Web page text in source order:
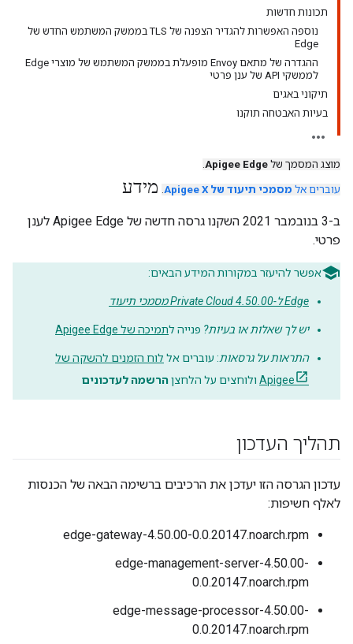
תכונות חדשות
נוספה האפשרות להגדיר הצפנה של TLS בממשק המשתמש החדש של
Edge
ההגדרה של מתאם Envoy מופעלת בממשק המשתמש של מוצרי Edge
לממשקי API של ענן פרטי
תיקוני באגים
בעיות האבטחה תוקנו
מוצג המסמך של Apigee Edge
.
עוברים אל מסמכי תיעוד של Apigee X . מידע
ב-3 בנובמבר 2021 השקנו גרסה חדשה של Apigee Edge לענן
פרטי.
אפשר להיעזר במקורות המידע הבאים:
Edge ל-Private Cloud 4.50.00 מסמכי תיעוד
יש לך שאלות או בעיות? פנייה לתמיכה של Apigee Edge
התראות על גרסאות: עוברים אל לוח הזמנים להשקה של
Apigee ולוחצים על הלחצןהרשמה לעדכונים
תהליך העדכון
עדכון הגרסה הזו יעדכן את הרכיבים ברשימה הבאה של הכנסות
לאלף חשיפות:
edge-gateway-4.50.00-0.0.20147.noarch.rpm
edge-management-server-4.50.00-
0.0.20147.noarch.rpm
edge-message-processor-4.50.00-
0.0.20147.noarch.rpm